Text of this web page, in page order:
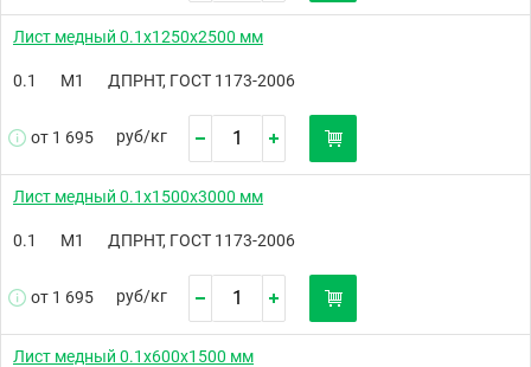
Лист медный 0.1х1250х2500 мм
0.1 М1 ДПРНТ, ГОСТ 1173-2006
от 1 695 руб/кг
Лист медный 0.1х1500х3000 мм
0.1 М1 ДПРНТ, ГОСТ 1173-2006
от 1 695 руб/кг
Лист медный 0.1х600х1500 мм